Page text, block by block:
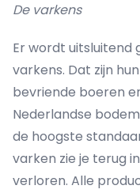
De varkens
Er wordt uitsluitend
varkens. Dat zijn
bevriende boeren
Nederlandse
de hoogste
varken zie je terug
verloren. Alle